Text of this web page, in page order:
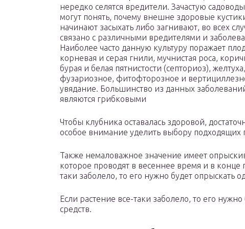
нередко селятся вредители. Зачастую
могут понять, почему внешне здоровые
начинают засыхать либо загнивают, во всех
связано с различными вредителями и
Наиболее часто данную культуру поражает
корневая и серая гнили, мучнистая роса,
бурая и белая пятнистости (септориоз), желтуха,
фузариозное, фитофторозное и
увядание. Большинство из данных
являются грибковыми
Чтобы клубника оставалась здоровой,
особое внимание уделить выбору подходящих
Также немаловажное значение имеет
которое проводят в весеннее время и в конце
таки заболело, то его нужно будет опрыскать
Если растение все-таки заболело, то его
средств.